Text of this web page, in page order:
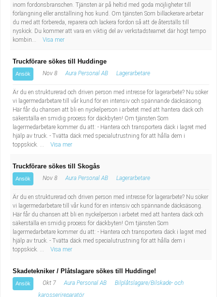
inom fordonsbranschen. Tjänsten är på heltid med goda möjligheter till
förlängning eller anställning hos kund. Om tjänsten Som billackerare arbetar
du med att förbereda, reparera och lackera fordon så att de återställs till
nyskick. Du kommer att vara en viktig del av verkstadsteamet där högt tempo
kombin...
Visa mer
Truckförare sökes till Huddinge
Ansök Nov 8 Aura Personal AB Lagerarbetare
Är du en strukturerad och driven person med intresse för lagerarbete? Nu söker
vi lagermedarbetare till vår kund för en intensiv och spännande däcksäsong.
Här får du chansen att bli en nyckelperson i arbetet med att hantera däck och
säkerställa en smidig process för däckbyten! Om tjänsten Som
lagermedarbetare kommer du att: - Hantera och transportera däck i lagret med
hjälp av truck. - Tvätta däck med specialutrustning för att hålla dem i
toppskick. ...
Visa mer
Truckförare sökes till Skogås
Ansök Nov 8 Aura Personal AB Lagerarbetare
Är du en strukturerad och driven person med intresse för lagerarbete? Nu söker
vi lagermedarbetare till vår kund för en intensiv och spännande däcksäsong.
Här får du chansen att bli en nyckelperson i arbetet med att hantera däck och
säkerställa en smidig process för däckbyten! Om tjänsten Som
lagermedarbetare kommer du att: - Hantera och transportera däck i lagret med
hjälp av truck. - Tvätta däck med specialutrustning för att hålla dem i
toppskick. ...
Visa mer
Skadetekniker / Plåtslagare sökes till Huddinge!
Ansök Okt 7 Aura Personal AB
Bilplåtslagare/Bilskade- och
karosserireparatör